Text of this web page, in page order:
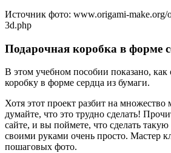
Источник фото: www.origami-make.org/
3d.php
Подарочная коробка в форме
В этом учебном пособии показано, как
коробку в форме сердца из бумаги.
Хотя этот проект разбит на
думайте, что это трудно сделать!
сайте, и вы поймете, что сделать
своими руками очень просто. Мастер
пошаговых фото.